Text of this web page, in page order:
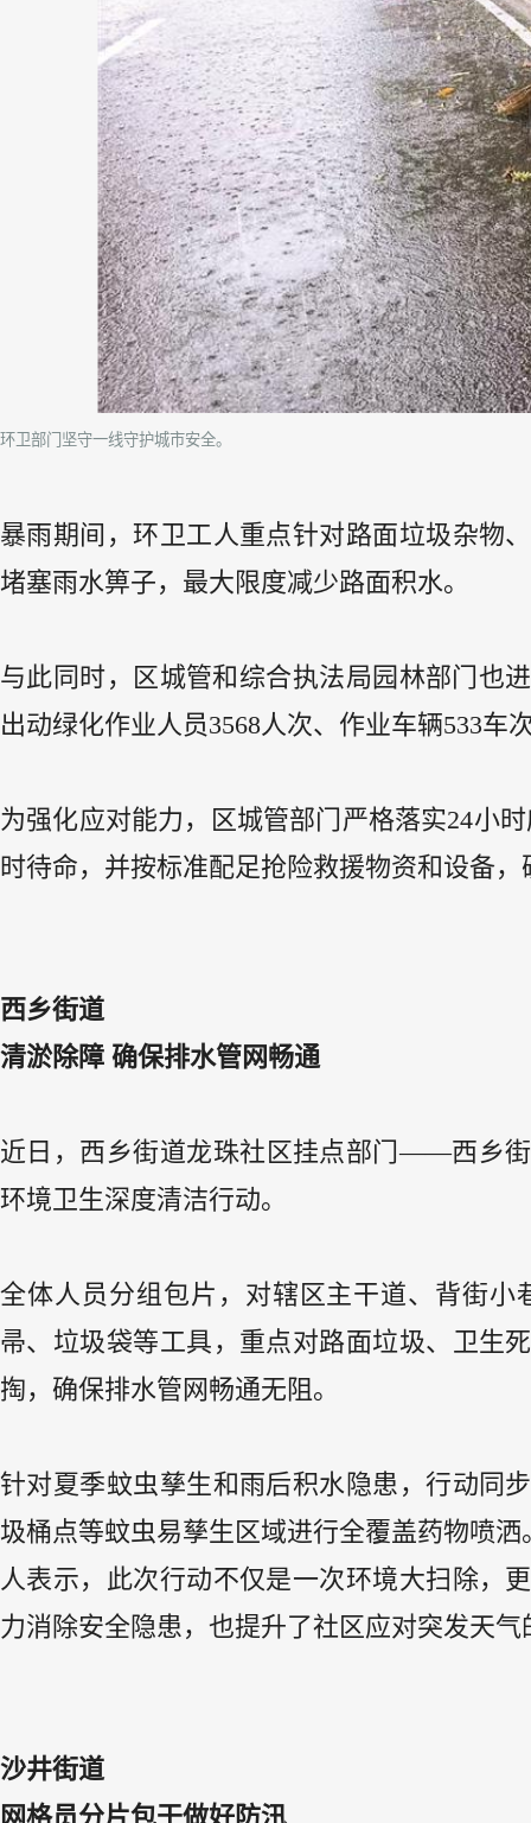
环卫部门坚守一线守护城市安全。
暴雨期间，环卫工人重点针对路面垃圾杂物
堵塞雨水箅子，最大限度减少路面积水。
与此同时，区城管和综合执法局园林部门也
出动绿化作业人员3568人次、作业车辆533车
为强化应对能力，区城管部门严格落实24小
时待命，并按标准配足抢险救援物资和设备
西乡街道
清淤除障 确保排水管网畅通
近日，西乡街道龙珠社区挂点部门——西乡
环境卫生深度清洁行动。
全体人员分组包片，对辖区主干道、背街
帚、垃圾袋等工具，重点对路面垃圾、卫生
掏，确保排水管网畅通无阻。
针对夏季蚊虫孳生和雨后积水隐患，行动同
圾桶点等蚊虫易孳生区域进行全覆盖药物喷
人表示，此次行动不仅是一次环境大扫除，
力消除安全隐患，也提升了社区应对突发天
沙井街道
网格员分片包干做好防汛